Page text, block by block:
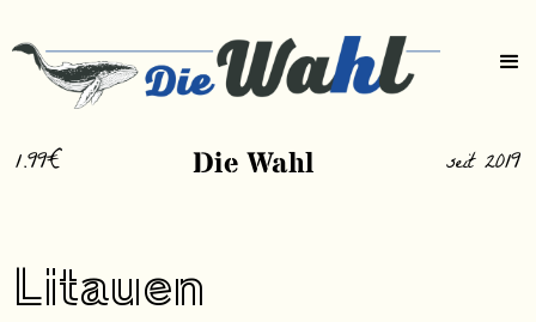
1.99€ Die Wahl seit 2019
Litauen